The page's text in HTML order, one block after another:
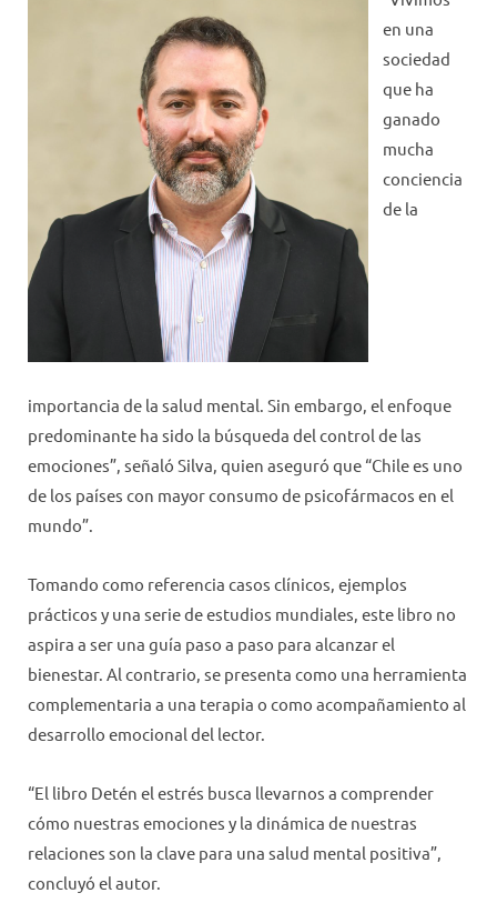
en una
sociedad
que ha
ganado
mucha
conciencia
de la
importancia de la salud mental. Sin embargo, el enfoque
predominante ha sido la búsqueda del control de las
emociones”, señaló Silva, quien aseguró que “Chile es uno
de los países con mayor consumo de psicofármacos en el
mundo”.
Tomando como referencia casos clínicos, ejemplos
prácticos y una serie de estudios mundiales, este libro no
aspira a ser una guía paso a paso para alcanzar el
bienestar. Al contrario, se presenta como una herramienta
complementaria a una terapia o como acompañamiento al
desarrollo emocional del lector.
“El libro Detén el estrés busca llevarnos a comprender
cómo nuestras emociones y la dinámica de nuestras
relaciones son la clave para una salud mental positiva”,
concluyó el autor.